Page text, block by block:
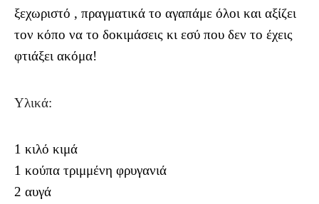
ξεχωριστό , πραγματικά το αγαπάμε όλοι και αξίζει
τον κόπο να το δοκιμάσεις κι εσύ που δεν το έχεις
φτιάξει ακόμα!
Υλικά:
1 κιλό κιμά
1 κούπα τριμμένη φρυγανιά
2 αυγά